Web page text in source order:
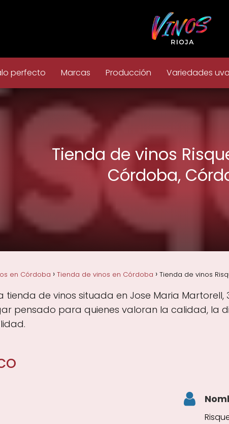
perfecto Marcas Producción Variedades uva
Tienda de vinos
Córdoba,
en Córdoba Tienda de vinos en Córdoba Tienda de vinos
tienda de vinos situada en Jose Maria Martorell,
pensado para quienes valoran la calidad, la